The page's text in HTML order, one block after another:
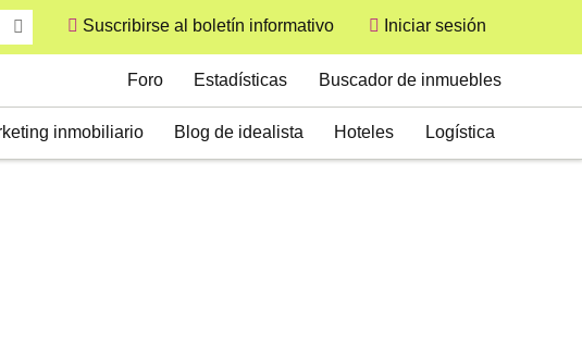
Suscribirse al boletín informativo
User
Iniciar sesión
inmobiliario Blog de idealista Hoteles Logística
Foro Estadísticas Buscador de inmuebles